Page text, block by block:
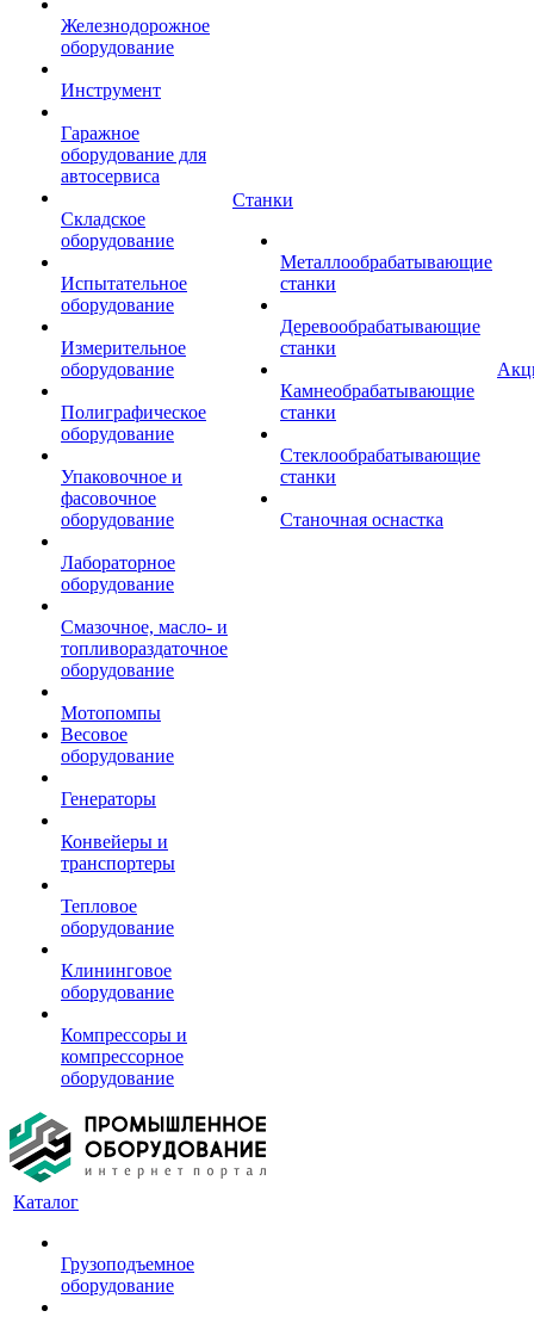
Железнодорожное
оборудование
Инструмент
Гаражное
оборудование для
автосервиса
Складское
оборудование
Испытательное
оборудование
Измерительное
оборудование
Полиграфическое
оборудование
Упаковочное и
фасовочное
оборудование
Лабораторное
оборудование
Смазочное, масло- и
топливораздаточное
оборудование
Мотопомпы
Весовое
оборудование
Генераторы
Конвейеры и
транспортеры
Тепловое
оборудование
Клининговое
оборудование
Компрессоры и
компрессорное
оборудование
Станки
Металлообрабатывающие
станки
Деревообрабатывающие
станки
Камнеобрабатывающие
станки
Стеклообрабатывающие
станки
Станочная оснастка
Каталог
Грузоподъемное
оборудование